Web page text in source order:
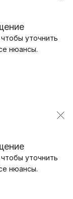
уточнить
нюансы.
уточнить
нюансы.